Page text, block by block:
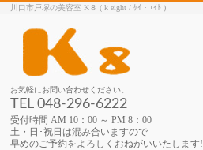
川口市戸塚の美容室 K８ ( k eight / ｹｲ・ｴｲﾄ )
お気軽にお問い合わせください。
TEL 048-296-6222
受付時間 AM 10：00 ～ PM 8：00
土・日･祝日は混み合いますので
早めのご予約をよろしくおねがいいたします!